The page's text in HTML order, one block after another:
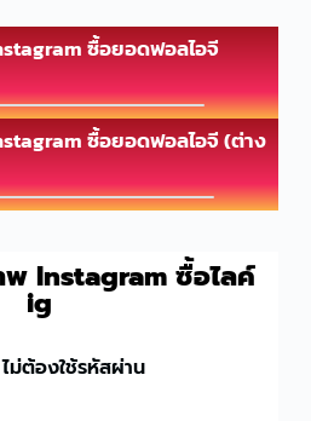
ซื้อยอดฟอลไอจี
ซื้อยอดฟอลไอจี (ต่าง
พ Instagram ซื้อไลค์
ig
ต้องใช้รหัสผ่าน